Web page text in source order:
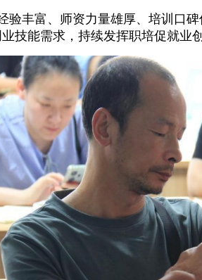
验丰富、师资力量雄厚、培训口
技能需求，持续发挥职培促就业